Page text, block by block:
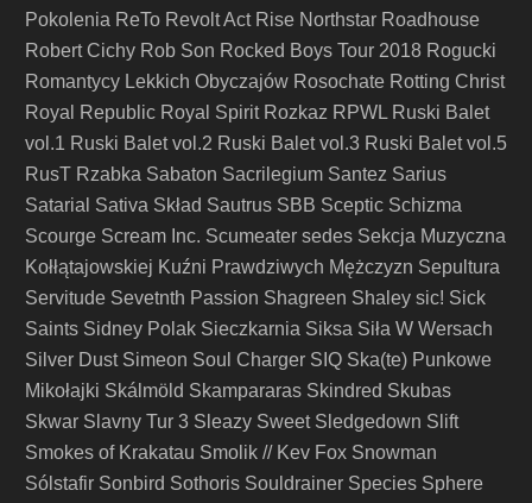
Pokolenia ReTo Revolt Act Rise Northstar Roadhouse
Robert Cichy Rob Son Rocked Boys Tour 2018 Rogucki
Romantycy Lekkich Obyczajów Rosochate Rotting Christ
Royal Republic Royal Spirit Rozkaz RPWL Ruski Balet
vol.1 Ruski Balet vol.2 Ruski Balet vol.3 Ruski Balet vol.5
RusT Rzabka Sabaton Sacrilegium Santez Sarius
Satarial Sativa Skład Sautrus SBB Sceptic Schizma
Scourge Scream Inc. Scumeater sedes Sekcja Muzyczna
Kołłątajowskiej Kuźni Prawdziwych Mężczyzn Sepultura
Servitude Sevetnth Passion Shagreen Shaley sic! Sick
Saints Sidney Polak Sieczkarnia Siksa Siła W Wersach
Silver Dust Simeon Soul Charger SIQ Ska(te) Punkowe
Mikołajki Skálmöld Skampararas Skindred Skubas
Skwar Slavny Tur 3 Sleazy Sweet Sledgedown Slift
Smokes of Krakatau Smolik // Kev Fox Snowman
Sólstafir Sonbird Sothoris Souldrainer Species Sphere